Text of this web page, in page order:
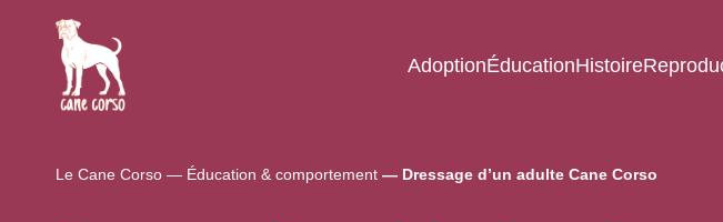
AdoptionÉducationHistoire
Le Cane Corso Éducation & comportement Dressage d’un adulte Cane Corso